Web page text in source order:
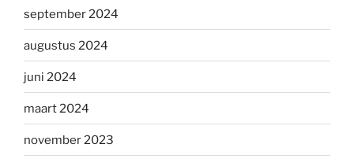
september 2024
augustus 2024
juni 2024
maart 2024
november 2023